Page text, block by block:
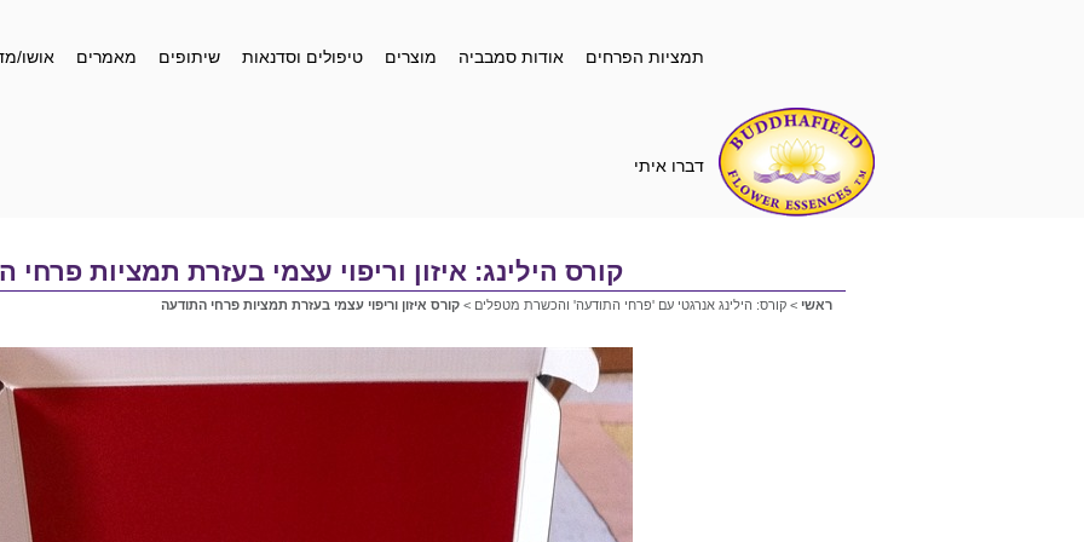
תמציות הפרחים אודות סמבביה מוצרים טיפולים וסדנאות שיתופים מאמרים אושו/
דברו איתי
קורס הילינג: איזון וריפוי עצמי בעזרת תמציות פרחי
ראשי > קורס: הילינג אנרגטי עם 'פרחי התודעה' והכשרת מטפלים > קורס איזון וריפוי עצמי בעזרת תמציות פרחי התודעה